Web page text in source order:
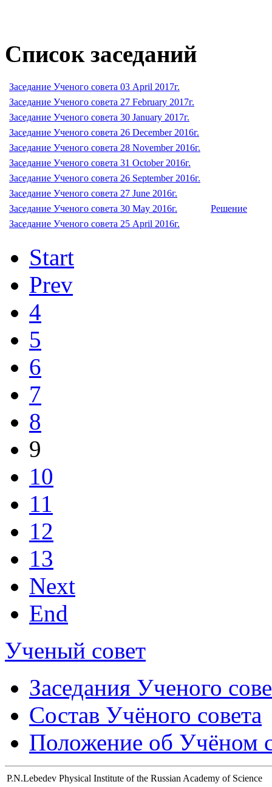
Список заседаний
Заседание Ученого совета 03 April 2017г.
Заседание Ученого совета 27 February 2017г.
Заседание Ученого совета 30 January 2017г.
Заседание Ученого совета 26 December 2016г.
Заседание Ученого совета 28 November 2016г.
Заседание Ученого совета 31 October 2016г.
Заседание Ученого совета 26 September 2016г.
Заседание Ученого совета 27 June 2016г.
Заседание Ученого совета 30 May 2016г.
Решение
Заседание Ученого совета 25 April 2016г.
Start
Prev
4
5
6
7
8
9
10
11
12
13
Next
End
Ученый совет
Заседания Ученого
Состав Учёного совета
Положение об Учёном
P.N.Lebedev Physical Institute of the Russian Academy of Science